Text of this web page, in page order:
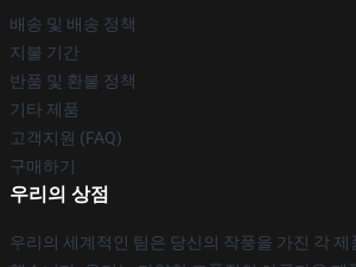
배송 및 배송 정책
지불 기간
반품 및 환불 정책
기타 제품
고객지원 (FAQ)
구매하기
우리의 상점
우리의 세계적인 팀은 당신의 작풍을 가진 각 제